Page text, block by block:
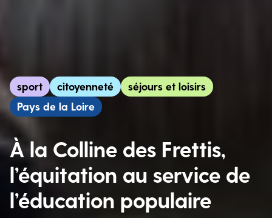
sport citoyenneté
séjours et loisirs
Pays de la Loire
À la Colline des Frettis,
l’équitation au service de
l’éducation populaire